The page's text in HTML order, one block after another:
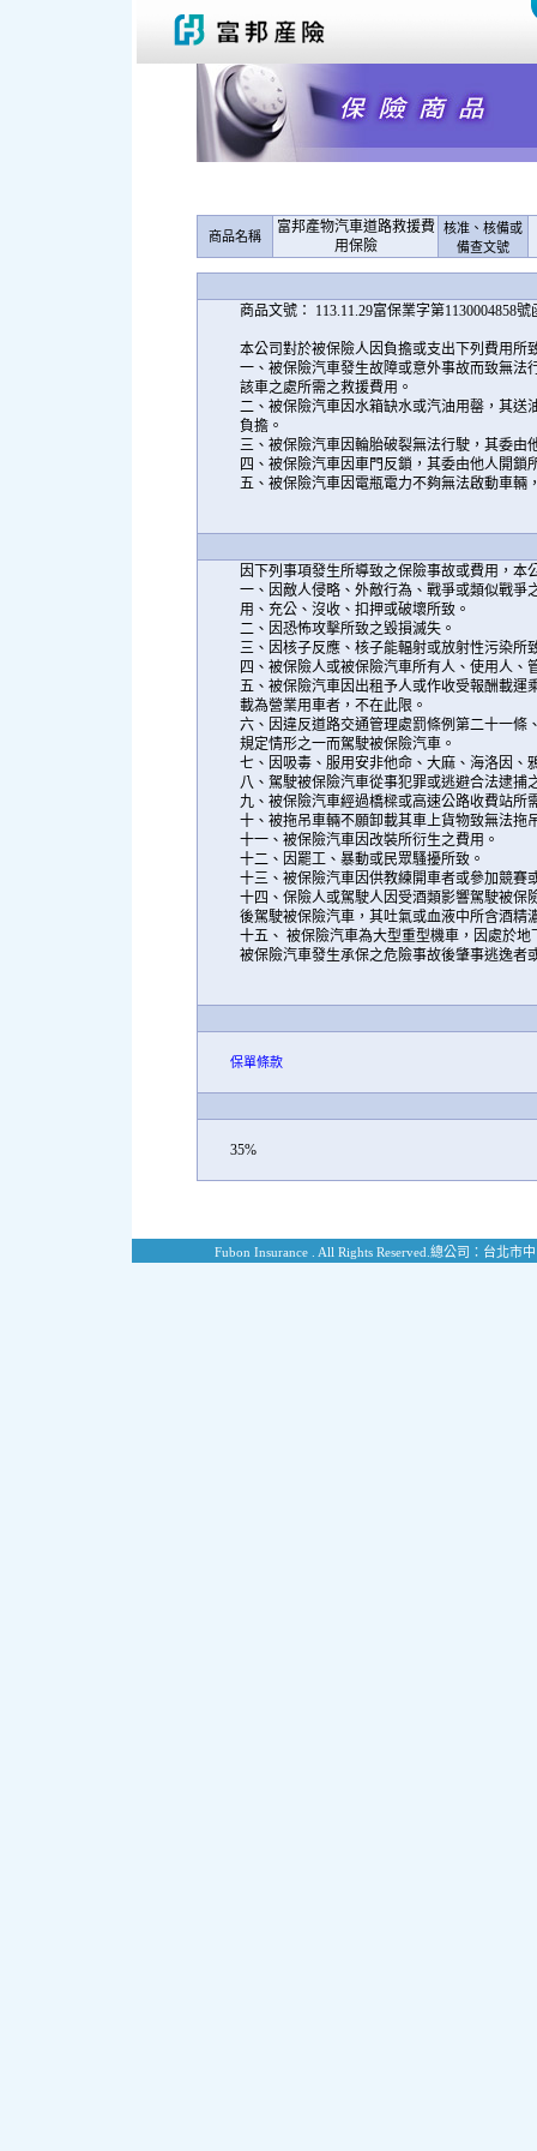
商品名稱
富邦產物汽車道路救援費
用保險
核准、核備或
備查文號
商品文號： 113.11.29富保業字第1130004858
本公司對於被保險人因負擔或支出下列費用所
一、被保險汽車發生故障或意外事故而致無法
該車之處所需之救援費用。
二、被保險汽車因水箱缺水或汽油用罄，其送
負擔。
三、被保險汽車因輪胎破裂無法行駛，其委由
四、被保險汽車因車門反鎖，其委由他人開鎖
五、被保險汽車因電瓶電力不夠無法啟動車輛
因下列事項發生所導致之保險事故或費用，本
一、因敵人侵略、外敵行為、戰爭或類似戰爭
用、充公、沒收、扣押或破壞所致。
二、因恐怖攻擊所致之毀損滅失。
三、因核子反應、核子能輻射或放射性污染所
四、被保險人或被保險汽車所有人、使用人
五、被保險汽車因出租予人或作收受報酬載運
載為營業用車者，不在此限。
六、因違反道路交通管理處罰條例第二十一條
規定情形之一而駕駛被保險汽車。
七、因吸毒、服用安非他命、大麻、海洛因、
八、駕駛被保險汽車從事犯罪或逃避合法逮捕
九、被保險汽車經過橋樑或高速公路收費站所
十、被拖吊車輛不願卸載其車上貨物致無法拖
十一、被保險汽車因改裝所衍生之費用。
十二、因罷工、暴動或民眾騷擾所致。
十三、被保險汽車因供教練開車者或參加競賽
十四、保險人或駕駛人因受酒類影響駕駛被保
後駕駛被保險汽車，其吐氣或血液中所含酒精
十五、 被保險汽車為大型重型機車，因處於
被保險汽車發生承保之危險事故後肇事逃逸者
保單條款
35%
Fubon Insurance . All Rights Reserved. 總公司：台北市